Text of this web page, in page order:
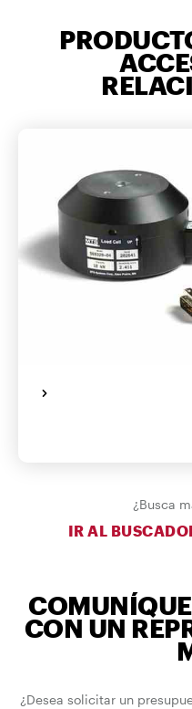
¿Busca
IR AL
CON UN
¿Desea solicitar un